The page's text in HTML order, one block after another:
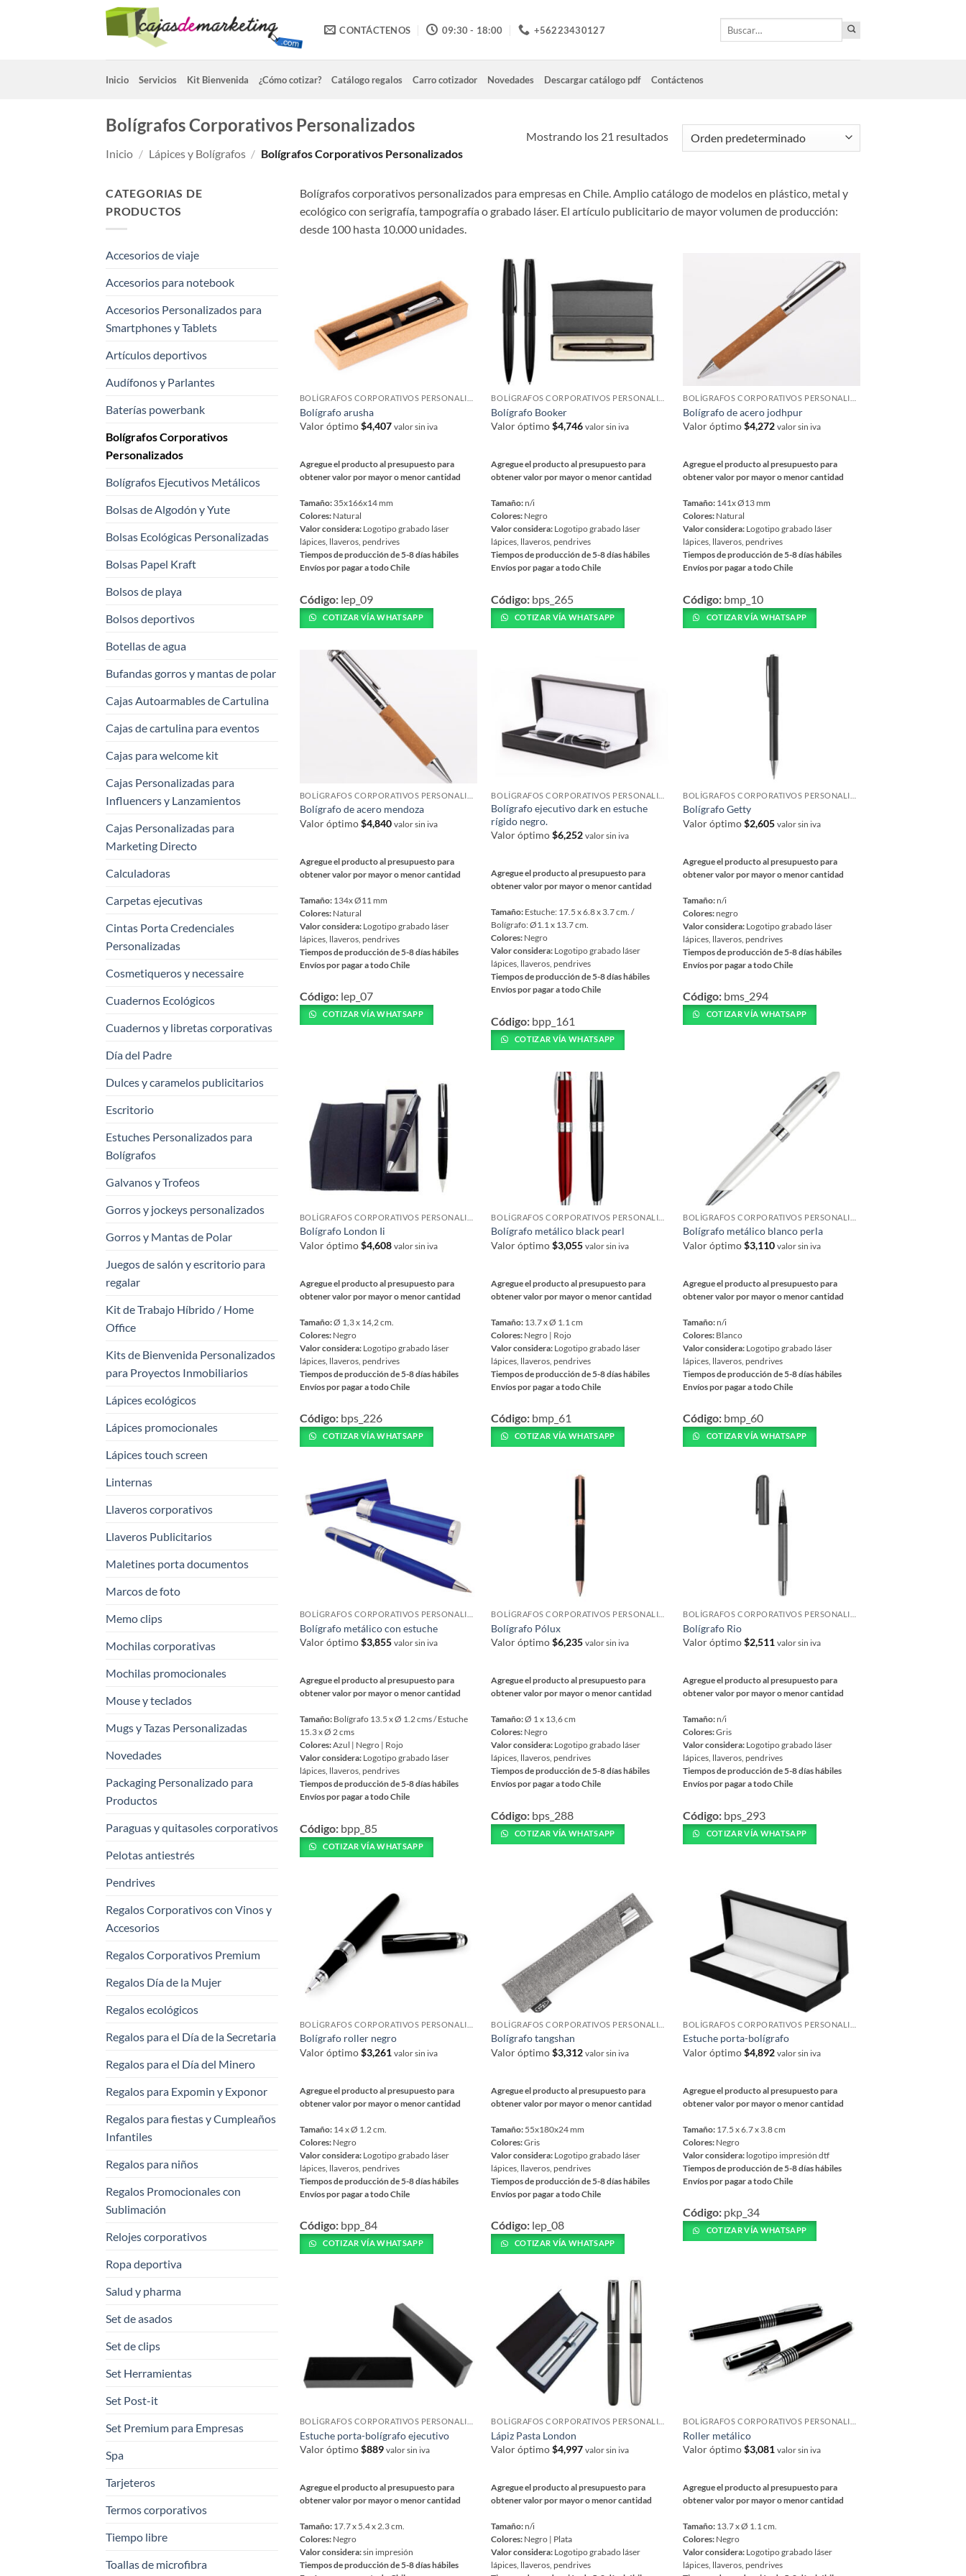
CONTÁCTENOS 09:30 - 18:00 +56223430127
Inicio Servicios Kit Bienvenida ¿Cómo cotizar? Catálogo regalos Carro cotizador Novedades Descargar catálogo pdf Contáctenos
Bolígrafos Corporativos Personalizados
Inicio / Lápices y Bolígrafos / Bolígrafos Corporativos Personalizados
Mostrando los 21 resultados
CATEGORIAS DE
PRODUCTOS
Accesorios de viaje
Accesorios para notebook
Accesorios Personalizados para
Smartphones y Tablets
Artículos deportivos
Audífonos y Parlantes
Baterías powerbank
Bolígrafos Corporativos
Personalizados
Bolígrafos Ejecutivos Metálicos
Bolsas de Algodón y Yute
Bolsas Ecológicas Personalizadas
Bolsas Papel Kraft
Bolsos de playa
Bolsos deportivos
Botellas de agua
Bufandas gorros y mantas de polar
Cajas Autoarmables de Cartulina
Cajas de cartulina para eventos
Cajas para welcome kit
Cajas Personalizadas para
Influencers y Lanzamientos
Cajas Personalizadas para
Marketing Directo
Calculadoras
Carpetas ejecutivas
Cintas Porta Credenciales
Personalizadas
Cosmetiqueros y necessaire
Cuadernos Ecológicos
Cuadernos y libretas corporativas
Día del Padre
Dulces y caramelos publicitarios
Escritorio
Estuches Personalizados para
Bolígrafos
Galvanos y Trofeos
Gorros y jockeys personalizados
Gorros y Mantas de Polar
Juegos de salón y escritorio para
regalar
Kit de Trabajo Híbrido / Home
Office
Kits de Bienvenida Personalizados
para Proyectos Inmobiliarios
Lápices ecológicos
Lápices promocionales
Lápices touch screen
Linternas
Llaveros corporativos
Llaveros Publicitarios
Maletines porta documentos
Marcos de foto
Memo clips
Mochilas corporativas
Mochilas promocionales
Mouse y teclados
Mugs y Tazas Personalizadas
Novedades
Packaging Personalizado para
Productos
Paraguas y quitasoles corporativos
Pelotas antiestrés
Pendrives
Regalos Corporativos con Vinos y
Accesorios
Regalos Corporativos Premium
Regalos Día de la Mujer
Regalos ecológicos
Regalos para el Día de la Secretaria
Regalos para el Día del Minero
Regalos para Expomin y Exponor
Regalos para fiestas y Cumpleaños
Infantiles
Regalos para niños
Regalos Promocionales con
Sublimación
Relojes corporativos
Ropa deportiva
Salud y pharma
Set de asados
Set de clips
Set Herramientas
Set Post-it
Set Premium para Empresas
Spa
Tarjeteros
Termos corporativos
Tiempo libre
Toallas de microfibra
Bolígrafos corporativos personalizados para empresas en Chile. Amplio catálogo de modelos en plástico, metal y
ecológico con serigrafía, tampografía o grabado láser. El artículo publicitario de mayor volumen de producción:
desde 100 hasta 10.000 unidades.
Bolígrafo arusha
Valor óptimo$4,407 valor sin iva
Agregue el producto al presupuesto para
obtener valor por mayor o menor cantidad
Tamaño: 35x166x14 mm
Colores: Natural
Valor considera: Logotipo grabado láser
lápices, llaveros, pendrives
Tiempos de producción de 5-8 días hábiles
Envíos por pagar a todo Chile
producto
tiene
múltiples
variantes.
de
producto
Código: lep_09
COTIZAR VÍA WHATSAPP
Bolígrafo Booker
Valor óptimo$4,746 valor sin iva
Agregue el producto al presupuesto para
obtener valor por mayor o menor cantidad
Tamaño: n/i
Colores: Negro
Valor considera: Logotipo grabado láser
lápices, llaveros, pendrives
Tiempos de producción de 5-8 días hábiles
Envíos por pagar a todo Chile
producto
tiene
múltiples
elegir
de
producto
Código: bps_265
COTIZAR VÍA WHATSAPP
Bolígrafo de acero jodhpur
Valor óptimo$4,272 valor sin iva
Agregue el producto al presupuesto para
obtener valor por mayor o menor cantidad
Tamaño: 141x Ø13 mm
Colores: Natural
Valor considera: Logotipo grabado láser
lápices, llaveros, pendrives
Tiempos de producción de 5-8 días hábiles
Envíos por pagar a todo Chile
producto
tiene
múltiples
de
producto
Código: bmp_10
COTIZAR VÍA WHATSAPP
Bolígrafo de acero mendoza
Valor óptimo$4,840 valor sin iva
Agregue el producto al presupuesto para
obtener valor por mayor o menor cantidad
Tamaño: 134x Ø11 mm
Colores: Natural
Valor considera: Logotipo grabado láser
lápices, llaveros, pendrives
Tiempos de producción de 5-8 días hábiles
Envíos por pagar a todo Chile
producto
tiene
pueden
elegir
en
página
producto
Código: lep_07
COTIZAR VÍA WHATSAPP
Bolígrafo ejecutivo dark en estuche
rígido negro.
Valor óptimo$6,252 valor sin iva
Agregue el producto al presupuesto para
obtener valor por mayor o menor cantidad
Tamaño: Estuche: 17.5 x 6.8 x 3.7 cm. /
Bolígrafo: Ø1.1 x 13.7 cm.
Colores: Negro
Valor considera: Logotipo grabado láser
lápices, llaveros, pendrives
Tiempos de producción de 5-8 días hábiles
Envíos por pagar a todo Chile
producto
tiene
múltiples
de
producto
Código: bpp_161
COTIZAR VÍA WHATSAPP
Bolígrafo Getty
Valor óptimo$2,605 valor sin iva
Agregue el producto al presupuesto para
obtener valor por mayor o menor cantidad
Tamaño: n/i
Colores: negro
Valor considera: Logotipo grabado láser
lápices, llaveros, pendrives
Tiempos de producción de 5-8 días hábiles
Envíos por pagar a todo Chile
producto
tiene
producto
Código: bms_294
COTIZAR VÍA WHATSAPP
Bolígrafo London Ii
Valor óptimo$4,608 valor sin iva
Agregue el producto al presupuesto para
obtener valor por mayor o menor cantidad
Tamaño:Ø 1,3 x 14,2 cm.
Colores: Negro
Valor considera: Logotipo grabado láser
lápices, llaveros, pendrives
Tiempos de producción de 5-8 días hábiles
Envíos por pagar a todo Chile
producto
tiene
opciones
pueden
de
producto
Código: bps_226
COTIZAR VÍA WHATSAPP
Bolígrafo metálico black pearl
Valor óptimo$3,055 valor sin iva
Agregue el producto al presupuesto para
obtener valor por mayor o menor cantidad
Tamaño: 13.7 x Ø 1.1 cm
Colores: Negro | Rojo
Valor considera: Logotipo grabado láser
lápices, llaveros, pendrives
Tiempos de producción de 5-8 días hábiles
Envíos por pagar a todo Chile
producto
tiene
de
producto
Código: bmp_61
COTIZAR VÍA WHATSAPP
Bolígrafo metálico blanco perla
Valor óptimo$3,110 valor sin iva
Agregue el producto al presupuesto para
obtener valor por mayor o menor cantidad
Tamaño: n/i
Colores: Blanco
Valor considera: Logotipo grabado láser
lápices, llaveros, pendrives
Tiempos de producción de 5-8 días hábiles
Envíos por pagar a todo Chile
producto
tiene
de
producto
Código: bmp_60
COTIZAR VÍA WHATSAPP
Bolígrafo metálico con estuche
Valor óptimo$3,855 valor sin iva
Agregue el producto al presupuesto para
obtener valor por mayor o menor cantidad
Tamaño: Bolígrafo 13.5 x Ø 1.2 cms / Estuche
15.3 x Ø 2 cms
Colores:Azul | Negro | Rojo
Valor considera: Logotipo grabado láser
lápices, llaveros, pendrives
Tiempos de producción de 5-8 días hábiles
Envíos por pagar a todo Chile
producto
tiene
elegir
la
de
producto
Código: bpp_85
COTIZAR VÍA WHATSAPP
Bolígrafo Pólux
Valor óptimo$6,235 valor sin iva
Agregue el producto al presupuesto para
obtener valor por mayor o menor cantidad
Tamaño:Ø 1 x 13,6 cm
Colores: Negro
Valor considera: Logotipo grabado láser
lápices, llaveros, pendrives
Tiempos de producción de 5-8 días hábiles
Envíos por pagar a todo Chile
producto
tiene
página
producto
Código: bps_288
COTIZAR VÍA WHATSAPP
Bolígrafo Rio
Valor óptimo$2,511 valor sin iva
Agregue el producto al presupuesto para
obtener valor por mayor o menor cantidad
Tamaño: n/i
Colores:Gris
Valor considera: Logotipo grabado láser
lápices, llaveros, pendrives
Tiempos de producción de 5-8 días hábiles
Envíos por pagar a todo Chile
producto
tiene
opciones
elegir
en
producto
Código: bps_293
COTIZAR VÍA WHATSAPP
Bolígrafo roller negro
Valor óptimo$3,261 valor sin iva
Agregue el producto al presupuesto para
obtener valor por mayor o menor cantidad
Tamaño: 14 x Ø 1.2 cm.
Colores: Negro
Valor considera: Logotipo grabado láser
lápices, llaveros, pendrives
Tiempos de producción de 5-8 días hábiles
Envíos por pagar a todo Chile
producto
tiene
elegir
en
la
de
producto
Código: bpp_84
COTIZAR VÍA WHATSAPP
Bolígrafo tangshan
Valor óptimo$3,312 valor sin iva
Agregue el producto al presupuesto para
obtener valor por mayor o menor cantidad
Tamaño: 55x180x24 mm
Colores:Gris
Valor considera: Logotipo grabado láser
lápices, llaveros, pendrives
Tiempos de producción de 5-8 días hábiles
Envíos por pagar a todo Chile
producto
tiene
pueden
elegir
de
producto
Código: lep_08
COTIZAR VÍA WHATSAPP
Estuche porta-bolígrafo
Valor óptimo$4,892 valor sin iva
Agregue el producto al presupuesto para
obtener valor por mayor o menor cantidad
Tamaño: 17.5 x 6.7 x 3.8 cm
Colores: Negro
Valor considera: logotipo impresión dtf
Tiempos de producción de 5-8 días hábiles
Envíos por pagar a todo Chile
producto
tiene
pueden
elegir
producto
Código: pkp_34
COTIZAR VÍA WHATSAPP
Estuche porta-bolígrafo ejecutivo
Valor óptimo$889 valor sin iva
Agregue el producto al presupuesto para
obtener valor por mayor o menor cantidad
Tamaño: 17.7 x 5.4 x 2.3 cm.
Colores: Negro
Valor considera:sin impresión
Tiempos de producción de 5-8 días hábiles
Lápiz Pasta London
Valor óptimo$4,997 valor sin iva
Agregue el producto al presupuesto para
obtener valor por mayor o menor cantidad
Tamaño: n/i
Colores: Negro | Plata
Valor considera: Logotipo grabado láser
lápices, llaveros, pendrives
Roller metálico
Valor óptimo$3,081 valor sin iva
Agregue el producto al presupuesto para
obtener valor por mayor o menor cantidad
Tamaño: 13.7 x Ø 1.1 cm.
Colores: Negro
Valor considera: Logotipo grabado láser
lápices, llaveros, pendrives